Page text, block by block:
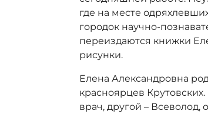
где на месте
городок научно-
переиздаются книжки
рисунки.
Елена Александровна
красноярцев
врач, другой –